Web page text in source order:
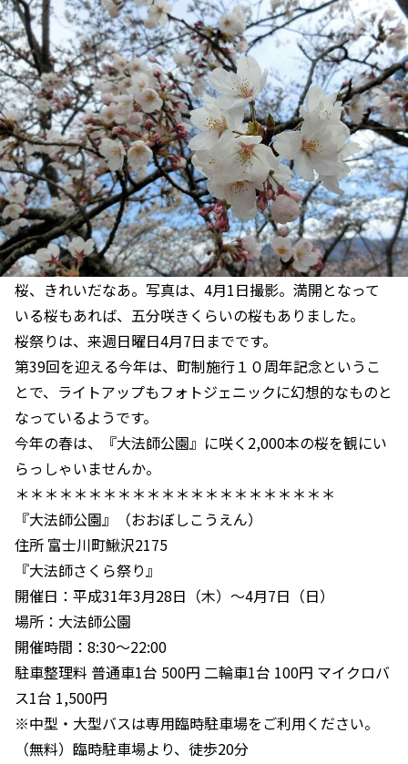
桜、きれいだなあ。写真は、4月1日撮影。満開となって
いる桜もあれば、五分咲きくらいの桜もありました。
桜祭りは、来週日曜日4月7日までです。
第39回を迎える今年は、町制施行１０周年記念というこ
とで、ライトアップもフォトジェニックに幻想的なものと
なっているようです。
今年の春は、『大法師公園』に咲く2,000本の桜を観にい
らっしゃいませんか。
＊＊＊＊＊＊＊＊＊＊＊＊＊＊＊＊＊＊＊＊＊＊
『大法師公園』（おおぼしこうえん）
住所 富士川町鰍沢2175
『大法師さくら祭り』
開催日：平成31年3月28日（木）～4月7日（日）
場所：大法師公園
開催時間：8:30～22:00
駐車整理料 普通車1台 500円 二輪車1台 100円 マイクロバ
ス1台 1,500円
※中型・大型バスは専用臨時駐車場をご利用ください。
（無料）臨時駐車場より、徒歩20分